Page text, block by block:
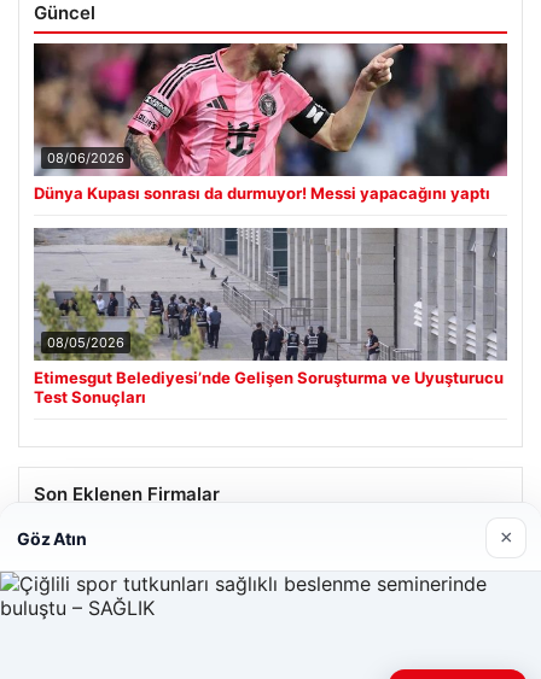
Güncel
08/06/2026
Dünya Kupası sonrası da durmuyor! Messi yapacağını yaptı
08/05/2026
Etimesgut Belediyesi’nde Gelişen Soruşturma ve Uyuşturucu
Test Sonuçları
Son Eklenen Firmalar
Göz Atın ×